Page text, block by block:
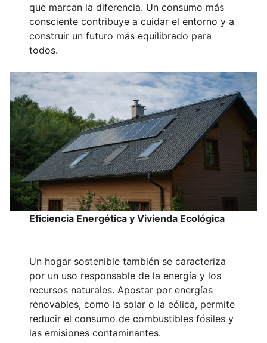
que marcan la diferencia. Un consumo más
consciente contribuye a cuidar el entorno y a
construir un futuro más equilibrado para
todos.
Eficiencia Energética y Vivienda Ecológica
Un hogar sostenible también se caracteriza
por un uso responsable de la energía y los
recursos naturales. Apostar por energías
renovables, como la solar o la eólica, permite
reducir el consumo de combustibles fósiles y
las emisiones contaminantes.